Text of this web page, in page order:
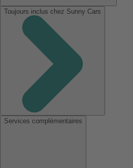
Toujours inclus chez Sunny Cars
Services complémentaires